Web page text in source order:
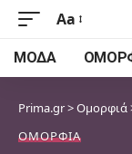
Font
Resizer
Aa
ΜΌΔΑ
Prima.gr>Ομορφιά
ΟΜΟΡΦΙΆ